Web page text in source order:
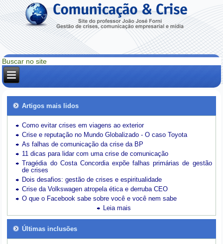
Artigos mais lidos
Como evitar crises em viagens ao exterior
Crise e reputação no Mundo Globalizado - O caso Toyota
As falhas de comunicação da crise da BP
11 dicas para lidar com uma crise de comunicação
Tragédia do Costa Concordia expõe falhas primárias de gestão
de crises
Dois desafios: gestão de crises e espiritualidade
Crise da Volkswagen atropela ética e derruba CEO
O que o Facebook sabe sobre você e você nem sabe
Leia mais
Últimas inclusões